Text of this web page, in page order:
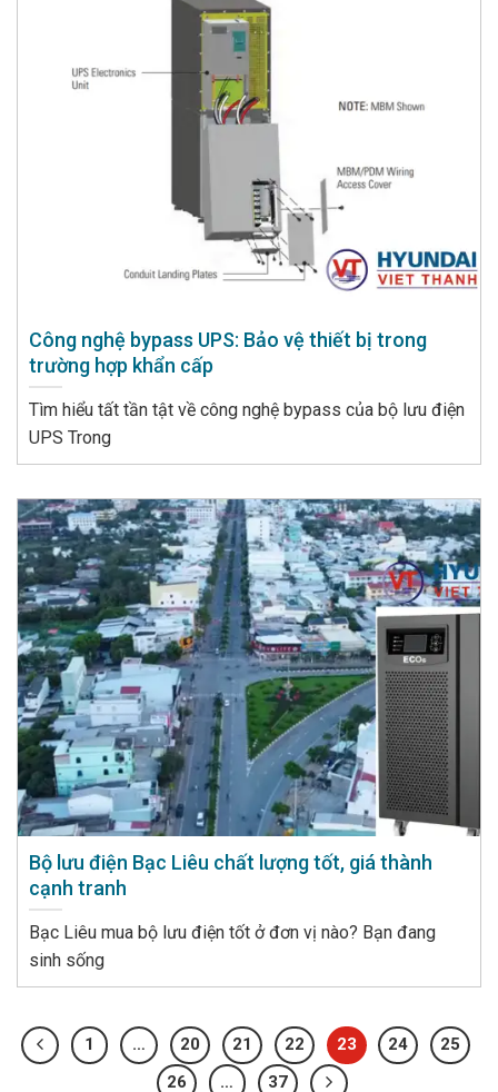
Công nghệ bypass UPS: Bảo vệ thiết bị trong
trường hợp khẩn cấp
Tìm hiểu tất tần tật về công nghệ bypass của bộ lưu điện
UPS Trong
Bộ lưu điện Bạc Liêu chất lượng tốt, giá thành
cạnh tranh
Bạc Liêu mua bộ lưu điện tốt ở đơn vị nào? Bạn đang
sinh sống
1 … 20 21 22 23 24
25
26
… 37